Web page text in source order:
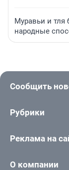
Муравьи и тля
народные
Сообщить
Рубрики
Реклама на
О компании